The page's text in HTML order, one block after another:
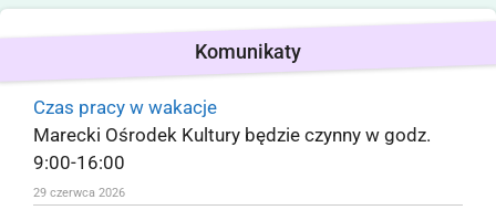
Komunikaty
Czas pracy w wakacje
Marecki Ośrodek Kultury będzie czynny w godz.
9:00-16:00
29 czerwca 2026